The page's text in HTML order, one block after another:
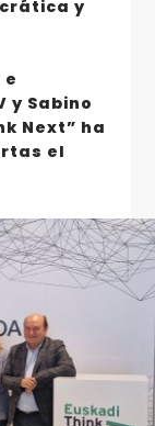
y
y Sabino
Next” ha
el